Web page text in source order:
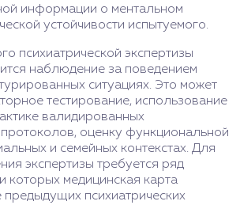
информации о ментальном
устойчивости испытуемого.
психиатрической экспертизы
наблюдение за поведением
ситуациях. Это может
тестирование, использование
валидированных
оценку функциональной
и семейных контекстах. Для
экспертизы требуется ряд
которых медицинская карта
предыдущих психиатрических